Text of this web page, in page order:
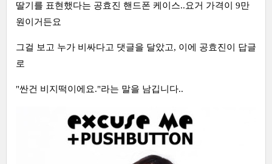
딸기를 표현했다는 공효진 핸드폰 케이스..요거 가격이 9만
원이거든요
그걸 보고 누가 비싸다고 댓글을 달았고, 이에 공효진이 답글
로
"싼건 비지떡이에요."라는 말을 남깁니다..